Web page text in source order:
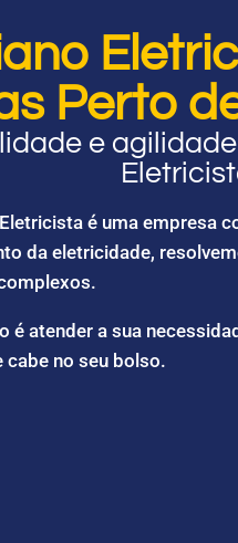
Perto
e
é uma empresa
da eletricidade,
é atender a sua
cabe no seu bolso.